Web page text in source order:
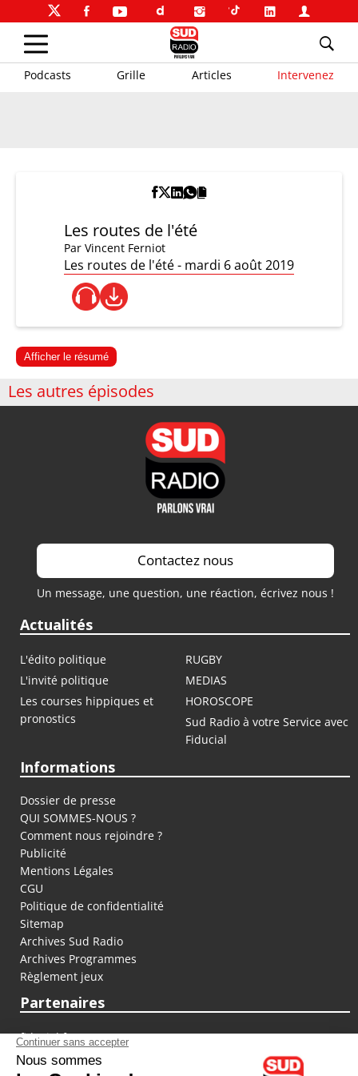
Podcasts Grille Articles Intervenez
Les routes de l'été
Par Vincent Ferniot
Les routes de l'été - mardi 6 août 2019
Afficher le résumé
Les autres épisodes
Contactez nous
Un message, une question, une réaction, écrivez nous !
Actualités
L'édito politique
RUGBY
L'invité politique
MEDIAS
Les courses hippiques et
pronostics
HOROSCOPE
Sud Radio à votre Service avec
Fiducial
Informations
Dossier de presse
QUI SOMMES-NOUS ?
Comment nous rejoindre ?
Publicité
Mentions Légales
CGU
Politique de confidentialité
Sitemap
Archives Sud Radio
Archives Programmes
Règlement jeux
Partenaires
fiducial.fr
lyoncapitale.fr